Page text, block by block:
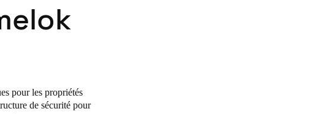
Netherlands
Nederlands
pour les propriétés
de sécurité pour